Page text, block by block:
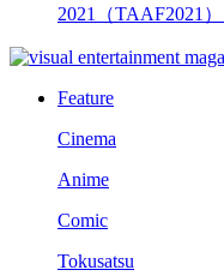
2021（TAAF2021
Feature
Cinema
Anime
Comic
Tokusatsu